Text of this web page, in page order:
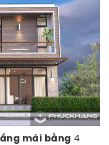
mái bằng 4